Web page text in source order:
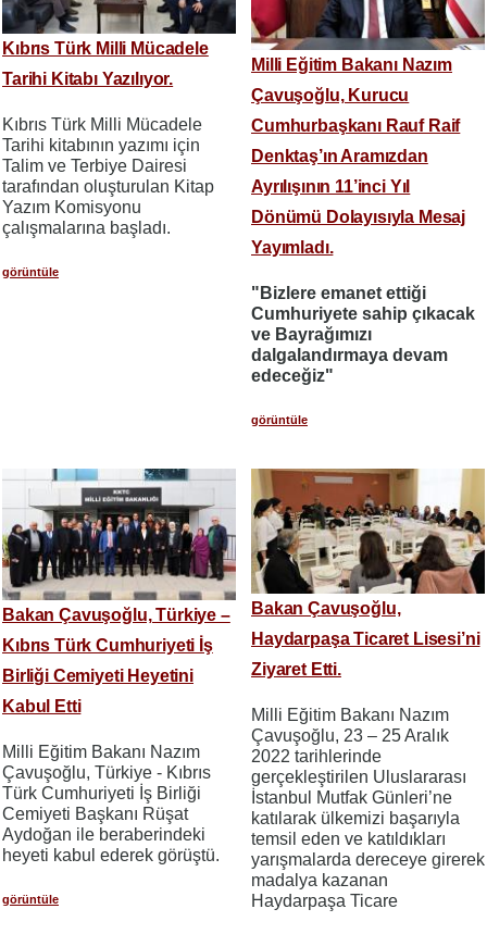
Kıbrıs Türk Milli Mücadele
Tarihi Kitabı Yazılıyor.
Kıbrıs Türk Milli Mücadele
Tarihi kitabının yazımı için
Talim ve Terbiye Dairesi
tarafından oluşturulan Kitap
Yazım Komisyonu
çalışmalarına başladı.
görüntüle
Milli Eğitim Bakanı Nazım
Çavuşoğlu, Kurucu
Cumhurbaşkanı Rauf Raif
Denktaş’ın Aramızdan
Ayrılışının 11’inci Yıl
Dönümü Dolayısıyla Mesaj
Yayımladı.
"Bizlere emanet ettiği
Cumhuriyete sahip çıkacak
ve Bayrağımızı
dalgalandırmaya devam
edeceğiz"
görüntüle
Bakan Çavuşoğlu, Türkiye –
Kıbrıs Türk Cumhuriyeti İş
Birliği Cemiyeti Heyetini
Kabul Etti
Milli Eğitim Bakanı Nazım
Çavuşoğlu, Türkiye - Kıbrıs
Türk Cumhuriyeti İş Birliği
Cemiyeti Başkanı Rüşat
Aydoğan ile beraberindeki
heyeti kabul ederek görüştü.
görüntüle
Bakan Çavuşoğlu,
Haydarpaşa Ticaret Lisesi’ni
Ziyaret Etti.
Milli Eğitim Bakanı Nazım
Çavuşoğlu, 23 – 25 Aralık
2022 tarihlerinde
gerçekleştirilen Uluslararası
İstanbul Mutfak Günleri’ne
katılarak ülkemizi başarıyla
temsil eden ve katıldıkları
yarışmalarda dereceye girerek
madalya kazanan
Haydarpaşa Ticare